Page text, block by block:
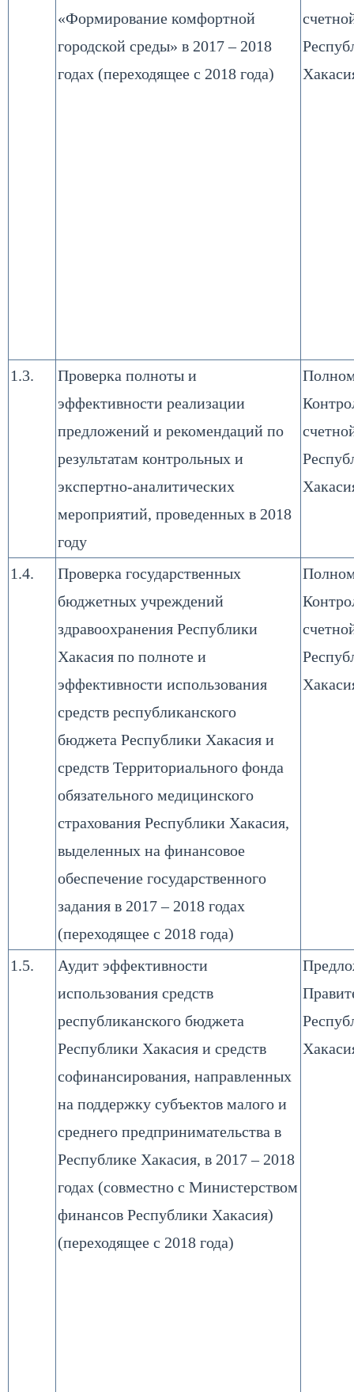
«Формирование комфортной
городской среды» в 2017 – 2018
годах (переходящее с 2018 года)
1.3.
Проверка полноты и
эффективности реализации
предложений и рекомендаций по
результатам контрольных и
экспертно-аналитических
мероприятий, проведенных в 2018
году
1.4.
Проверка государственных
бюджетных учреждений
здравоохранения Республики
Хакасия по полноте и
эффективности использования
средств республиканского
бюджета Республики Хакасия и
средств Территориального фонда
обязательного медицинского
страхования Республики Хакасия,
выделенных на финансовое
обеспечение государственного
задания в 2017 – 2018 годах
(переходящее с 2018 года)
1.5.
Аудит эффективности
использования средств
республиканского бюджета
Республики Хакасия и средств
софинансирования, направленных
на поддержку субъектов малого и
среднего предпринимательства в
Республике Хакасия, в 2017 – 2018
годах (совместно с Министерством
финансов Республики Хакасия)
(переходящее с 2018 года)